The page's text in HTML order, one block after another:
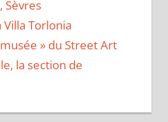
Sèvres
Torlonia
» du Street Art
la section de